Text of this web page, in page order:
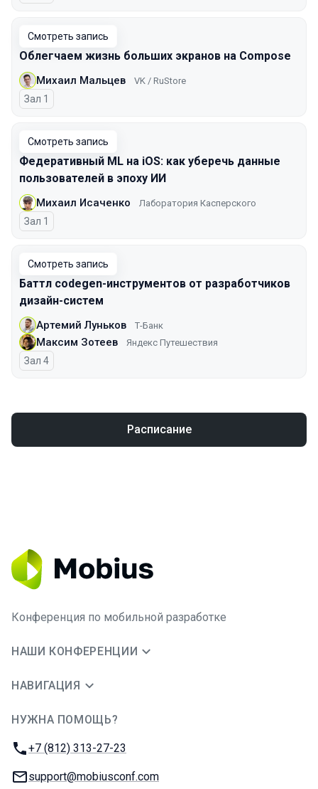
Смотреть запись
Облегчаем жизнь больших экранов на Compose
Михаил Мальцев VK / RuStore
Зал 1
Смотреть запись
Федеративный ML на iOS: как уберечь данные
пользователей в эпоху ИИ
Михаил Исаченко Лаборатория Касперского
Зал 1
Смотреть запись
Баттл codegen-инструментов от разработчиков
дизайн-систем
Артемий Луньков Т-Банк
Максим Зотеев Яндекс Путешествия
Зал 4
Расписание
Конференция по мобильной разработке
НАШИ КОНФЕРЕНЦИИ
НАВИГАЦИЯ
НУЖНА ПОМОЩЬ?
Телефон:
+7 (812) 313-27-23
E-mail:
support@mobiusconf.com